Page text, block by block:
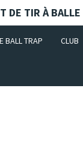
DE TIR À BALLE
BALL TRAP CLUB